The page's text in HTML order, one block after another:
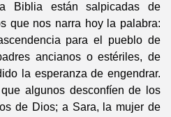
están salpicadas de
que nos narra hoy la palabra:
para el pueblo de
ancianos o estériles, de
la esperanza de engendrar.
algunos desconfíen de los
de Dios; a Sara, la mujer de